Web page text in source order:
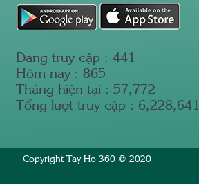
Đang truy cập :441
Hôm nay :865
Tháng hiện tại :57,772
Tổng lượt truy cập : 6,228,641
Copyright Tay Ho 360 © 2020